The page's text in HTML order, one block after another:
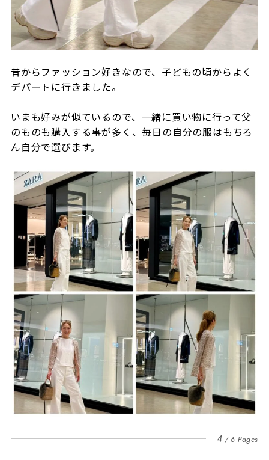
昔からファッション好きなので、子どもの頃からよく
デパートに行きました。
いまも好みが似ているので、一緒に買い物に行って父
のものも購入する事が多く、毎日の自分の服はもちろ
ん自分で選びます。
4 6 Pages